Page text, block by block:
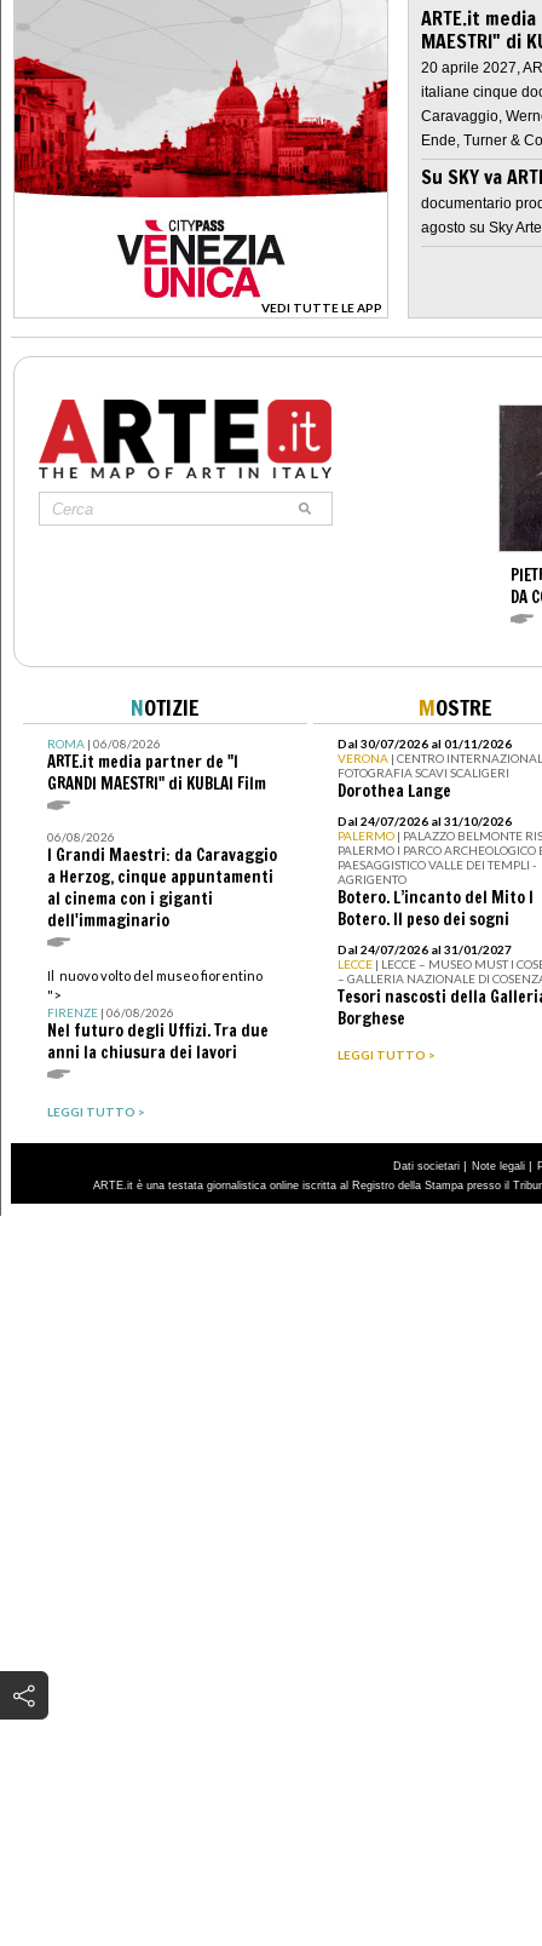
VEDI TUTTE LE APP
>
ARTE.it
MAESTRI" di
20 aprile 2027,
italiane cinque
Caravaggio,
Ende, Turner &
Su SKY va
documentario
agosto su Sky Arte
DA
NOTIZIE
ROMA| 06/08/2026
ARTE.it media partner de "I
GRANDI MAESTRI" di KUBLAI Film
06/08/2026
I Grandi Maestri: da Caravaggio
a Herzog, cinque appuntamenti
al cinema con i giganti
dell'immaginario
Il nuovo volto del museo fiorentino
">
FIRENZE| 06/08/2026
Nel futuro degli Uffizi. Tra due
anni la chiusura dei lavori
LEGGI TUTTO >
MOSTRE
Dal 30/07/2026 al 01/11/2026
VERONA | CENTRO
FOTOGRAFIA SCAVI SCALIGERI
Dorothea Lange
Dal 24/07/2026 al 31/10/2026
PALERMO | PALAZZO BELMONTE
PALERMO I PARCO ARCHEOLOGICO
PAESAGGISTICO VALLE DEI TEMPLI -
AGRIGENTO
Botero. L’incanto del Mito I
Botero. Il peso dei sogni
Dal 24/07/2026 al 31/01/2027
LECCE | LECCE – MUSEO MUST I
– GALLERIA NAZIONALE DI
Tesori nascosti della
Borghese
LEGGI TUTTO >
Dati societari | Note legali |
ARTE.it è una testata giornalistica online iscritta al Registro della Stampa presso il